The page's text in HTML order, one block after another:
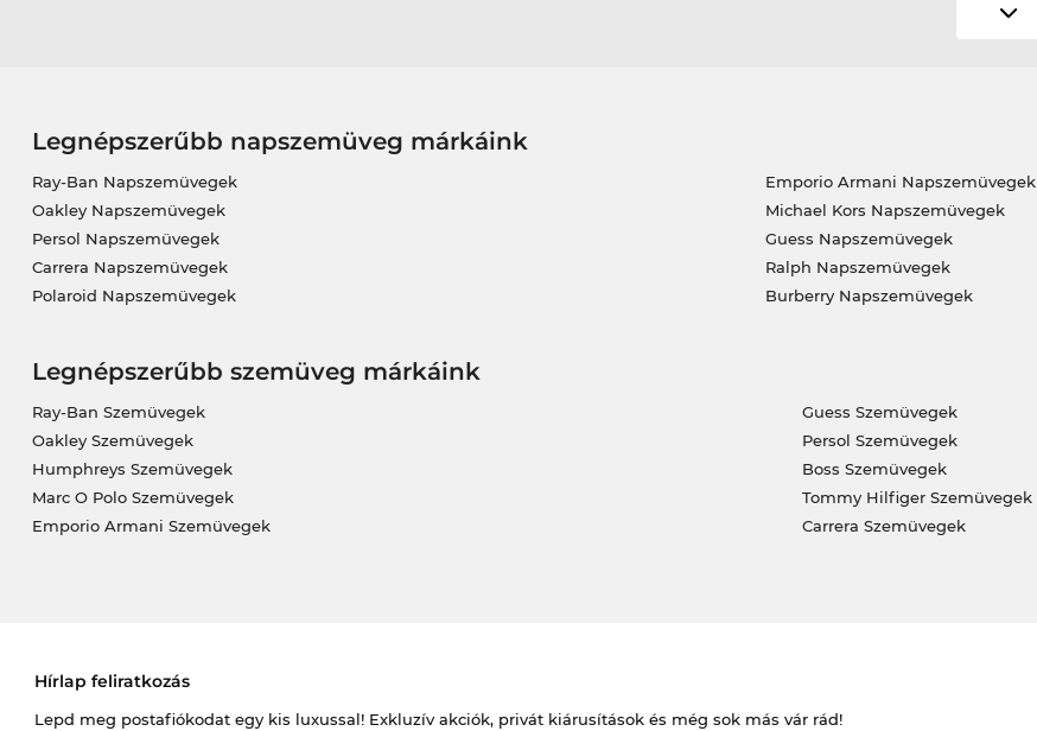
Legnépszerűbb napszemüveg márkáink
Ray-Ban Napszemüvegek
Oakley Napszemüvegek
Persol Napszemüvegek
Carrera Napszemüvegek
Polaroid Napszemüvegek
Emporio Armani Napszemüvegek
Michael Kors Napszemüvegek
Guess Napszemüvegek
Ralph Napszemüvegek
Burberry Napszemüvegek
Legnépszerűbb szemüveg márkáink
Ray-Ban Szemüvegek
Oakley Szemüvegek
Humphreys Szemüvegek
Marc O Polo Szemüvegek
Emporio Armani Szemüvegek
Guess Szemüvegek
Persol Szemüvegek
Boss Szemüvegek
Tommy Hilfiger Szemüvegek
Carrera Szemüvegek
Hírlap feliratkozás
Lepd meg postafiókodat egy kis luxussal! Exkluzív akciók, privát kiárusítások és még sok más vár rád!